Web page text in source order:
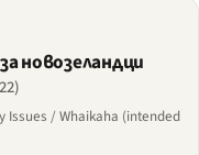
новозеландци
Issues / Whaikaha (intended